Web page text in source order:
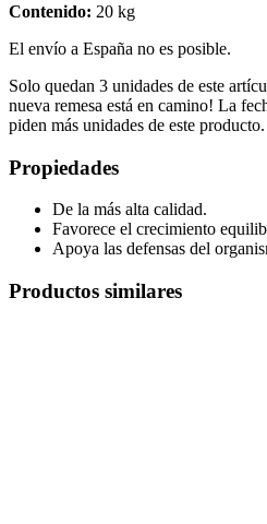
Contenido: 20 kg
El envío a España no es posible.
Solo quedan 3 unidades de este
nueva remesa está en camino! La
piden más unidades de este producto.
Propiedades
De la más alta calidad.
Favorece el crecimiento
Apoya las defensas del
Productos similares